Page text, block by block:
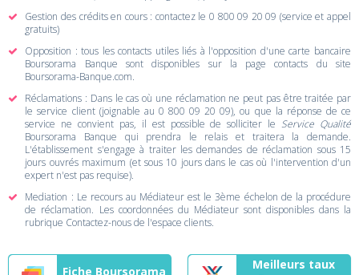
Gestion des crédits en cours : contactez le 0 800 09 20 09 (service et appel
gratuits)
Opposition : tous les contacts utiles liés à l'opposition d'une carte bancaire
Boursorama Banque sont disponibles sur la page contacts du site
Boursorama-Banque.com.
Réclamations : Dans le cas où une réclamation ne peut pas être traitée par
le service client (joignable au 0 800 09 20 09), ou que la réponse de ce
service ne convient pas, il est possible de solliciter leService Qualité
Boursorama Banque qui prendra le relais et traitera la demande.
L'établissement s'engage à traiter les demandes de réclamation sous 15
jours ouvrés maximum (et sous 10 jours dans le cas où l'intervention d'un
expert n'est pas requise).
Mediation : Le recours au Médiateur est le 3ème échelon de la procédure
de réclamation. Les coordonnées du Médiateur sont disponibles dans la
rubrique Contactez-nous de l'espace clients.
Fiche Boursorama
Meilleurs taux